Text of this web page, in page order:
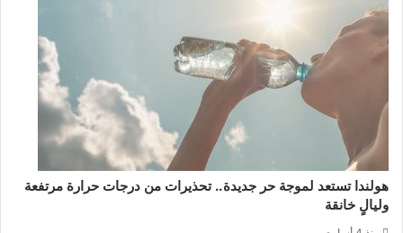
هولندا تستعد لموجة حر جديدة.. تحذيرات من درجات حرارة مرتفعة
وليالٍ خانقة